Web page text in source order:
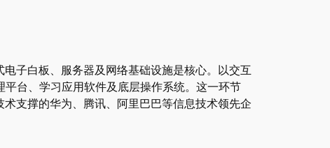
子白板、服务器及网络基础设施是核心。以交互
台、学习应用软件及底层操作系统。这一环节
支撑的华为、腾讯、阿里巴巴等信息技术领先企